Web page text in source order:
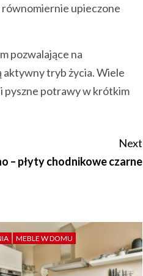
równomiernie upieczone
pozwalające na
aktywny tryb życia. Wiele
pyszne potrawy w krótkim
Next
– płyty chodnikowe czarne
MEBLE W DOMU